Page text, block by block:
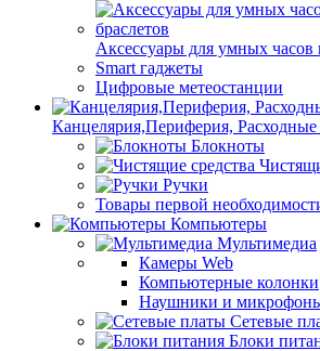
Аксессуары для умных часов
Smart гаджеты
Цифровые метеостанции
Канцелярия,Периферия,
Блокноты
Ручки
Товары первой
Компьютеры
Мультимедиа
Камеры Web
Компьютерные колонки
Наушники и
Сетевые
Блоки